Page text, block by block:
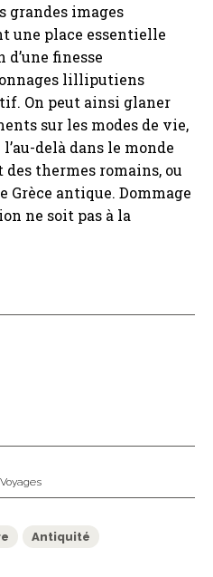
grandes images
une place essentielle
d’une finesse
lilliputiens
On peut ainsi glaner
sur les modes de vie,
delà dans le monde
thermes romains, ou
Grèce antique. Dommage
ne soit pas à la
Antiquité